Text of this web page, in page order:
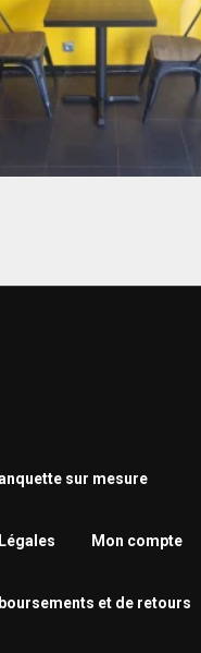
sur mesure
Mon compte
et de retours